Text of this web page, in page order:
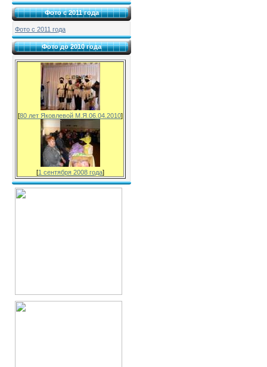
Фото с 2011 года
Фото с 2011 года
Фото до 2010 года
[80 лет Яковлевой М.Я.06.04.2010]
[1 сентября 2008 года]